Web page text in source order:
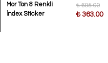
Mor Ton 8 Renkli
İndex Sticker
₺ 605.00
₺ 363.00